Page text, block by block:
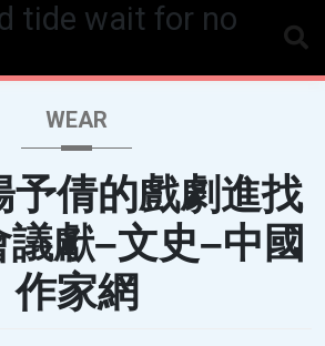
tide wait for no
WEAR
予倩的戲劇進找
議獻–文史–中國
作家網